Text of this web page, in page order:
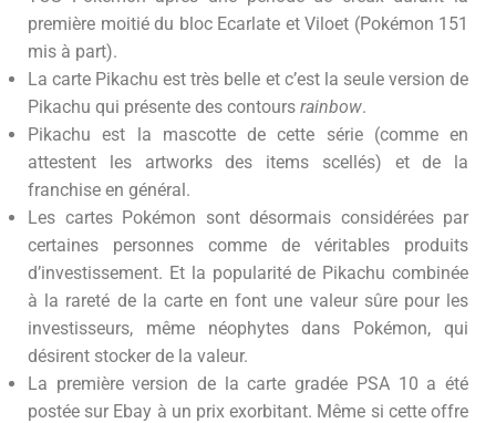
première moitié du bloc Ecarlate et Viloet (Pokémon 151
mis à part).
La carte Pikachu est très belle et c’est la seule version de
Pikachu qui présente des contours rainbow.
Pikachu est la mascotte de cette série (comme en
attestent les artworks des items scellés) et de la
franchise en général.
Les cartes Pokémon sont désormais considérées par
certaines personnes comme de véritables produits
d’investissement. Et la popularité de Pikachu combinée
à la rareté de la carte en font une valeur sûre pour les
investisseurs, même néophytes dans Pokémon, qui
désirent stocker de la valeur.
La première version de la carte gradée PSA 10 a été
postée sur Ebay à un prix exorbitant. Même si cette offre